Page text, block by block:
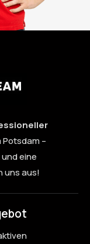
Potsdam –
eine
uns aus!